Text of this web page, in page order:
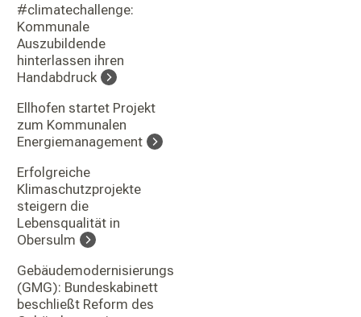
#climatechallenge:
Kommunale
Auszubildende
hinterlassen ihren
Handabdruck
Ellhofen startet Projekt
zum Kommunalen
Energiemanagement
Erfolgreiche
Klimaschutzprojekte
steigern die
Lebensqualität in
Obersulm
Gebäudemodernisierungsgesetz
(GMG): Bundeskabinett
beschließt Reform des